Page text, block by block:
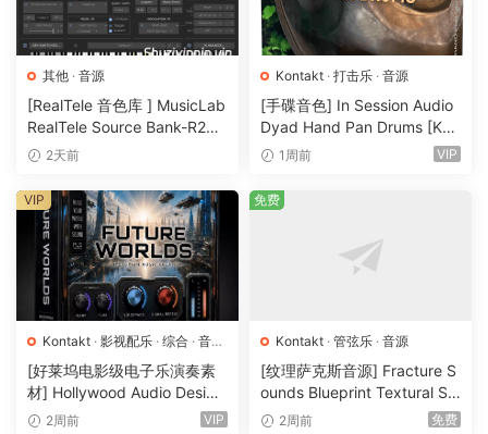
弓法
– Normale
– Normale Espressivo
– Sul Pont 到 Normale 再回到 Sul Pont
– Sul Tasto
– Sul Pont Tremolo
– Loure
– Tenuto 上下文中记录的叠加（可通过力度控制）
动态形状（可通过按键开关获得）
– 2-2（两小节渐强两小节渐弱）
– 1-2（一小节渐强两小节渐弱）
其他 · 音源
[RealTele 音色库 ] MusicLab
RealTele Source Bank-R2R
[WiN]（3.13GB）
2天前
Kontakt · 打击乐 · 音源
[手碟音色] In Session Audio
Dyad Hand Pan Drums [KO
NTAKT]（4.33GB）
1周前 VIP
Kontakt · 影视配乐 · 综合 · 音效
特殊· 音源
[好莱坞电影级电子乐演奏素
材] Hollywood Audio Design
FUTURE WORLDS [KONTAK
2周前 VIP
VIP
Kontakt · 管弦乐 · 音源
[纹理萨克斯音源] Fracture S
ounds Blueprint Textural Sa
x (Woodwind Experiments)
2周前 免费
免费